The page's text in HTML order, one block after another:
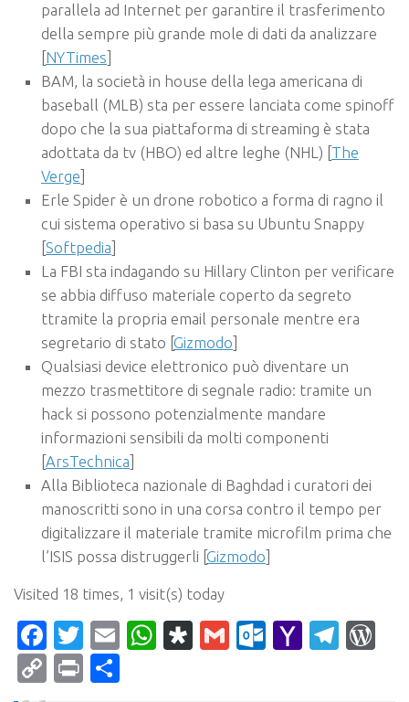
parallela ad Internet per garantire il trasferimento
della sempre più grande mole di dati da analizzare
NYTimes
BAM, la società in house della lega americana di
baseball (MLB) sta per essere lanciata come spinoff
dopo che la sua piattaforma di streaming è stata
adottata da tv (HBO) ed altre leghe (NHL) [ The
Verge
Erle Spider è un drone robotico a forma di ragno il
cui sistema operativo si basa su Ubuntu Snappy
Softpedia
La FBI sta indagando su Hillary Clinton per verificare
se abbia diffuso materiale coperto da segreto
ttramite la propria email personale mentre era
segretario di stato [ Gizmodo
Qualsiasi device elettronico può diventare un
mezzo trasmettitore di segnale radio: tramite un
hack si possono potenzialmente mandare
informazioni sensibili da molti componenti
ArsTechnica
Alla Biblioteca nazionale di Baghdad i curatori dei
manoscritti sono in una corsa contro il tempo per
digitalizzare il materiale tramite microfilm prima che
l’ISIS possa distruggerli [ Gizmodo
Visited 18 times, 1 visit(s) today
Facebook
Twitter
EmailWhatsApp
Diaspora
Gmail Yahoo
CopyPrint